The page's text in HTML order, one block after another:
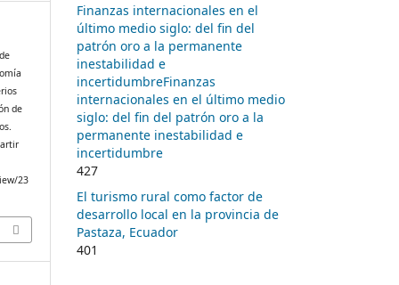
de
23
Finanzas internacionales en el
último medio siglo: del fin del
patrón oro a la permanente
inestabilidad e
incertidumbreFinanzas
internacionales en el último medio
siglo: del fin del patrón oro a la
permanente inestabilidad e
incertidumbre
427
El turismo rural como factor de
desarrollo local en la provincia de
Pastaza, Ecuador
401